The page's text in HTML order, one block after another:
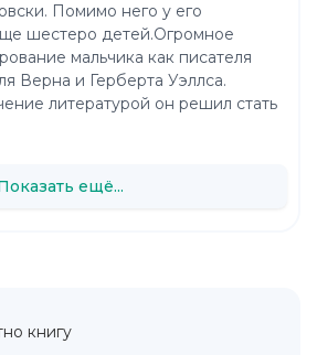
Помимо него у его
шестеро детей.Огромное
мальчика как писателя
Верна и Герберта Уэллса.
литературой он решил стать
ещё...
книгу